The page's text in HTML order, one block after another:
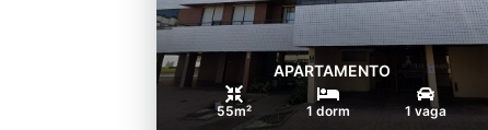
APARTAMENTO
55m² 1 dorm 1 vaga